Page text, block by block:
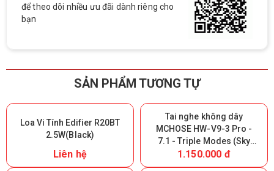
để theo dõi nhiều ưu đãi dành riêng cho
bạn
SẢN PHẨM TƯƠNG TỰ
Loa Vi Tính Edifier R20BT
2.5W(Black)
Liên hệ
Tai nghe không dây
MCHOSE HW-V9-3 Pro -
7.1 - Triple Modes (Sky
White) (Giữ lại Box để bảo
hành)
1.150.000 đ